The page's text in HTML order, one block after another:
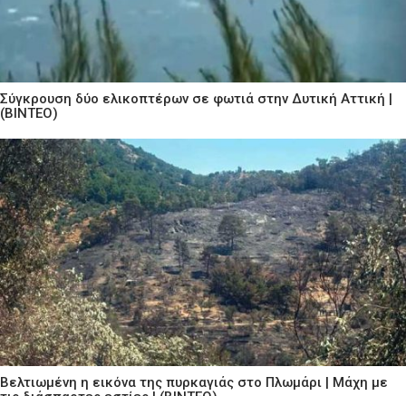
Σύγκρουση δύο ελικοπτέρων σε φωτιά στην Δυτική Αττική |
(ΒΙΝΤΕΟ)
Βελτιωμένη η εικόνα της πυρκαγιάς στο Πλωμάρι | Μάχη με